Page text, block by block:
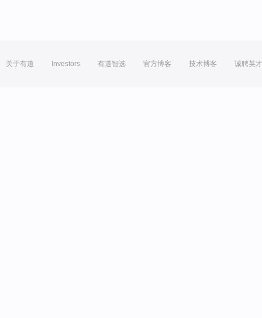
关于有道 Investors 有道智选 官方博客 技术博客 诚聘英才